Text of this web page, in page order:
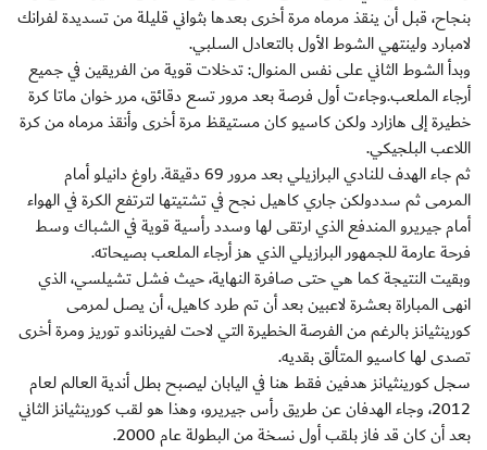
بنجاح، قبل أن ينقذ مرماه مرة أخرى بعدها بثواني قليلة من تسديدة لفرانك
لامبارد ولينتهي الشوط الأول بالتعادل السلبي.
وبدأ الشوط الثاني على نفس المنوال: تدخلات قوية من الفريقين في جميع
أرجاء الملعب.وجاءت أول فرصة بعد مرور تسع دقائق، مرر خوان ماتا كرة
خطيرة إلى هازارد ولكن كاسيو كان مستيقظ مرة أخرى وأنقذ مرماه من كرة
اللاعب البلجيكي.
ثم جاء الهدف للنادي البرازيلي بعد مرور 69 دقيقة. راوغ دانيلو أمام
المرمى ثم سددولكن جاري كاهيل نجح في تشتيتها لترتفع الكرة في الهواء
أمام جيريرو المندفع الذي ارتقى لها وسدد رأسية قوية في الشباك وسط
فرحة عارمة للجمهور البرازيلي الذي هز أرجاء الملعب بصيحاته.
وبقيت النتيجة كما هي حتى صافرة النهاية، حيث فشل تشيلسي، الذي
انهى المباراة بعشرة لاعبين بعد أن تم طرد كاهيل، أن يصل لمرمى
كورينثيانز بالرغم من الفرصة الخطيرة التي لاحت لفيرناندو توريز ومرة أخرى
تصدى لها كاسيو المتألق بقديه.
سجل كورينثيانز هدفين فقط هنا في اليابان ليصبح بطل أندية العالم لعام
2012، وجاء الهدفان عن طريق رأس جيريرو، وهذا هو لقب كورينثيانز الثاني
بعد أن كان قد فاز بلقب أول نسخة من البطولة عام 2000.